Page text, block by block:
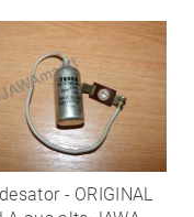
- ORIGINAL